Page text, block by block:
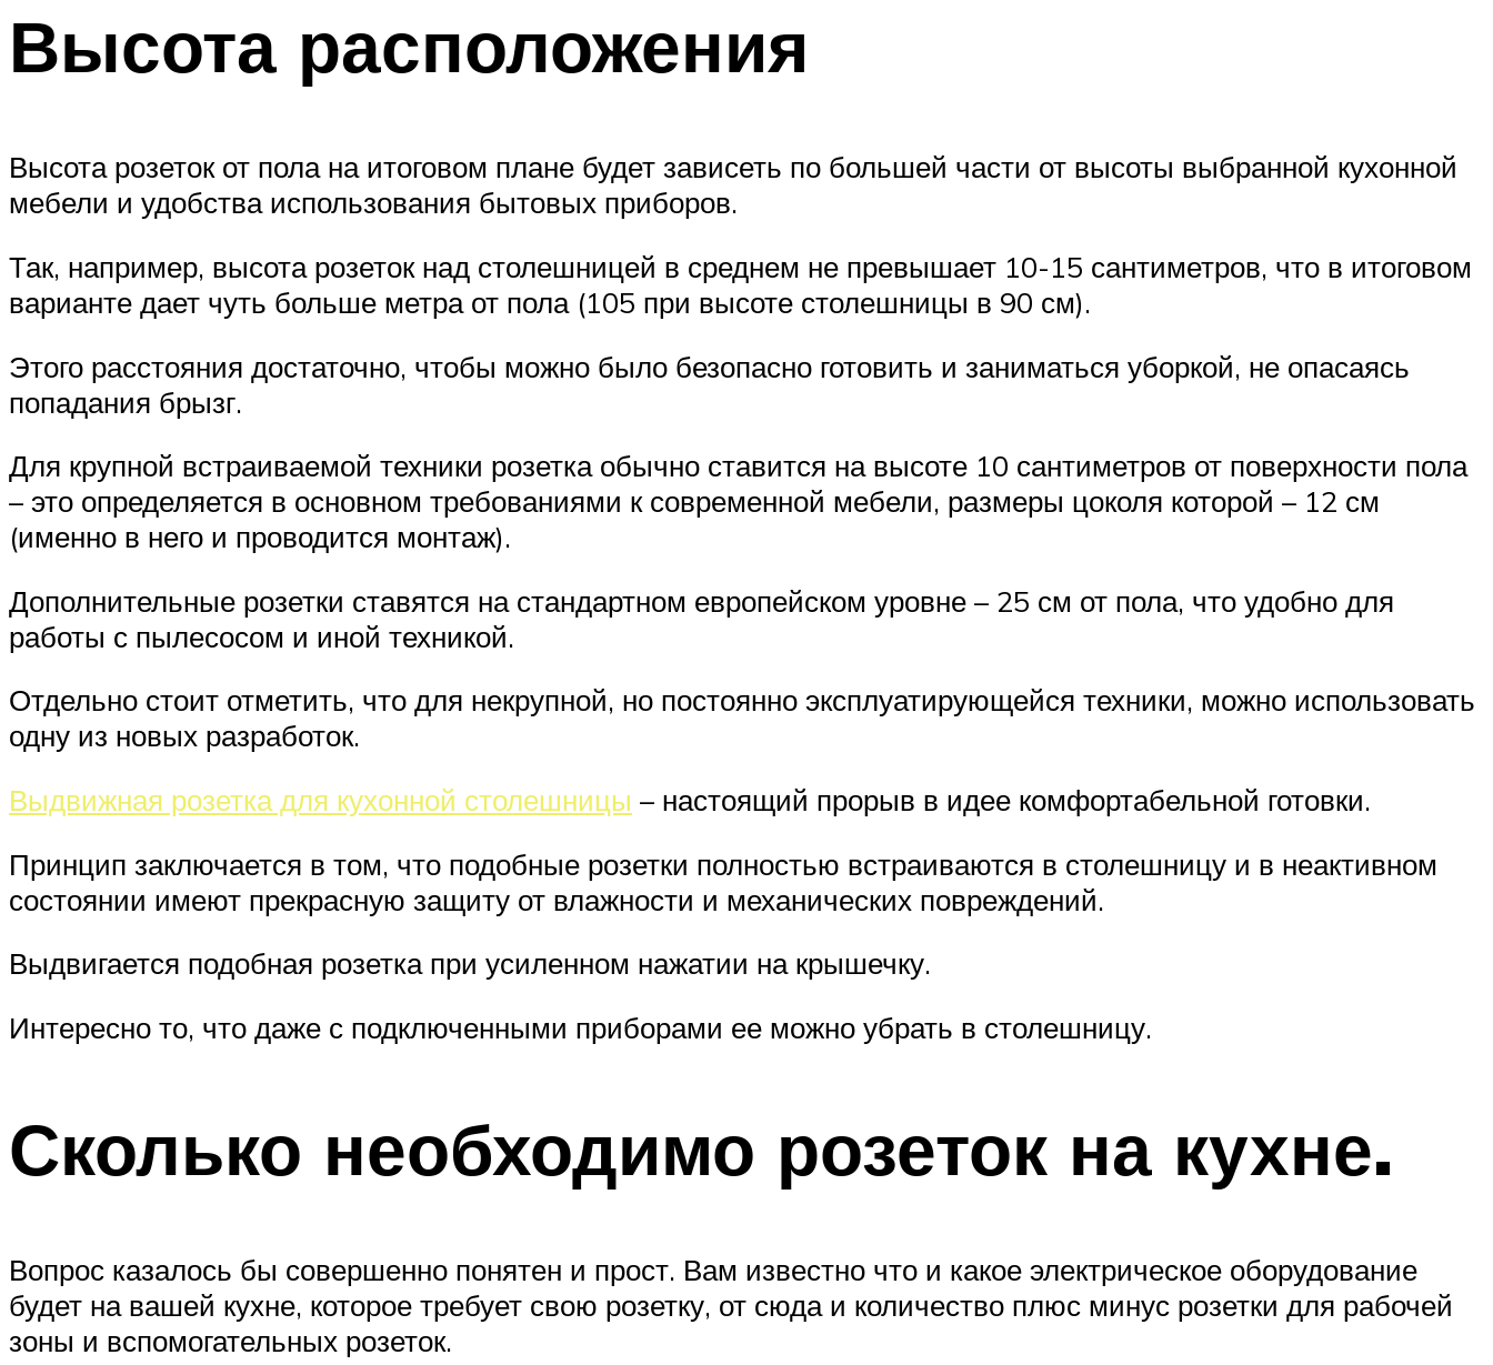
Высота расположения
Высота розеток от пола на итоговом плане будет зависеть по большей части от высоты выбранной кухонной
мебели и удобства использования бытовых приборов.
Так, например, высота розеток над столешницей в среднем не превышает 10-15 сантиметров, что в итоговом
варианте дает чуть больше метра от пола (105 при высоте столешницы в 90 см).
Этого расстояния достаточно, чтобы можно было безопасно готовить и заниматься уборкой, не опасаясь
попадания брызг.
Для крупной встраиваемой техники розетка обычно ставится на высоте 10 сантиметров от поверхности пола
– это определяется в основном требованиями к современной мебели, размеры цоколя которой – 12 см
(именно в него и проводится монтаж).
Дополнительные розетки ставятся на стандартном европейском уровне – 25 см от пола, что удобно для
работы с пылесосом и иной техникой.
Отдельно стоит отметить, что для некрупной, но постоянно эксплуатирующейся техники, можно использовать
одну из новых разработок.
Выдвижная розетка для кухонной столешницы – настоящий прорыв в идее комфортабельной готовки.
Принцип заключается в том, что подобные розетки полностью встраиваются в столешницу и в неактивном
состоянии имеют прекрасную защиту от влажности и механических повреждений.
Выдвигается подобная розетка при усиленном нажатии на крышечку.
Интересно то, что даже с подключенными приборами ее можно убрать в столешницу.
Сколько необходимо розеток на кухне.
Вопрос казалось бы совершенно понятен и прост. Вам известно что и какое электрическое оборудование
будет на вашей кухне, которое требует свою розетку, от сюда и количество плюс минус розетки для рабочей
зоны и вспомогательных розеток.